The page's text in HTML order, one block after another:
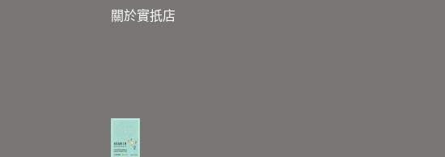
關於實扺店